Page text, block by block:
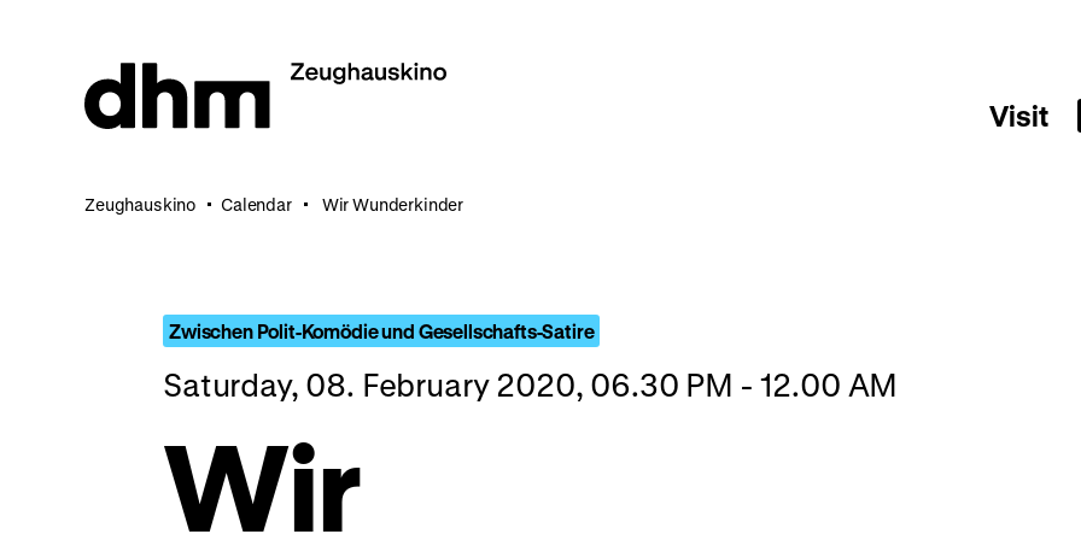
Visit
Zeughauskino Calendar Wir Wunderkinder
Zwischen Polit-Komödie und Gesellschafts-Satire
Saturday, 08. February 2020, 06.30 PM - 12.00 AM
Wir